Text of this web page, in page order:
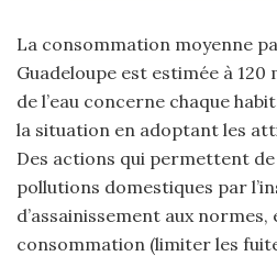
La consommation moyenne
Guadeloupe est estimée à
de l’eau concerne chaque
la situation en adoptant les
Des actions qui permettent
pollutions domestiques par
d’assainissement aux
consommation (limiter les